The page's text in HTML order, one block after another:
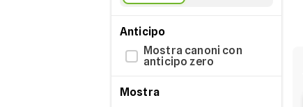
Anticipo
Mostra canoni con
anticipo zero
Mostra